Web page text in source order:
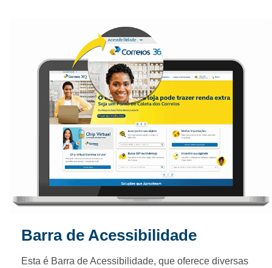
Barra de Acessibilidade
Esta é Barra de Acessibilidade, que oferece diversas